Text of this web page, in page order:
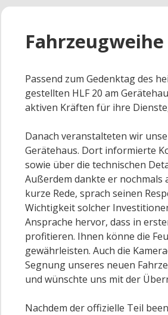
Fahrzeugweihe
Passend zum Gedenktag des
gestellten HLF 20 am
aktiven Kräften für ihre
Danach veranstalteten wir
Gerätehaus. Dort informierte
sowie über die technischen
Außerdem dankte er
kurze Rede, sprach seinen
Wichtigkeit solcher
Ansprache hervor, dass in
profitieren. Ihnen könne die
gewährleisten. Auch die
Segnung unseres neuen
und wünschte uns mit der
Nachdem der offizielle Teil